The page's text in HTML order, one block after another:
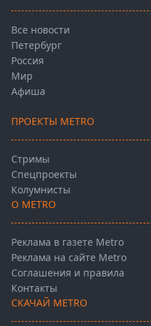
Все новости
Петербург
Россия
Мир
Афиша
ПРОЕКТЫ METRO
Стримы
Спецпроекты
Колумнисты
О METRO
Реклама в газете Metro
Реклама на сайте Metro
Соглашения и правила
Контакты
СКАЧАЙ METRO